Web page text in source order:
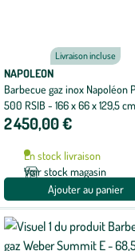
Livraison incluse
NAPOLEON
Barbecue gaz inox Napoléon
500 RSIB - 166 x 66 x 129,5 cm
2 450,00 €
En stock livraison
Voir stock magasin
Ajouter au panier